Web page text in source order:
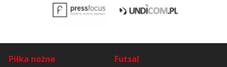
Piłka nożna Futsal